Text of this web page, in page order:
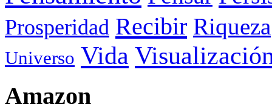
Prosperidad Recibir Riqueza
Universo Vida
Amazon